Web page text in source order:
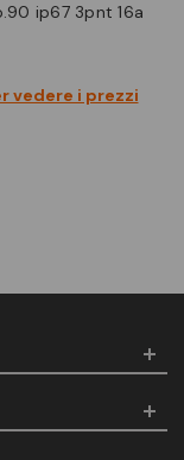
vedere i prezzi